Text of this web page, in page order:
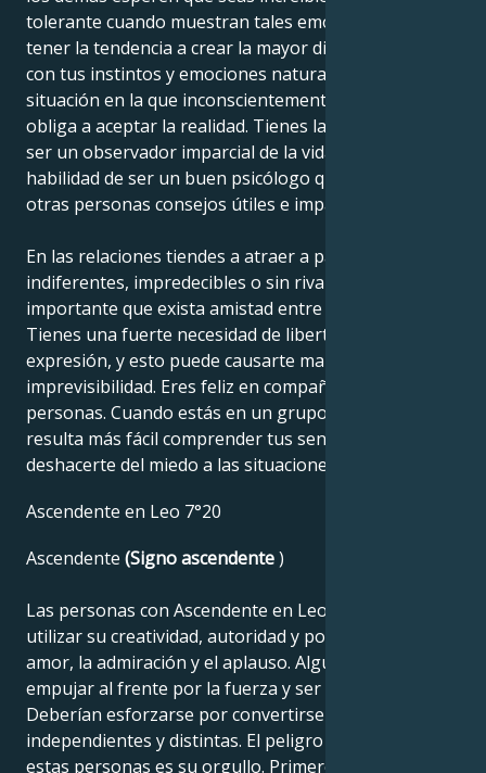
tolerante cuando muestran tales emociones. Puedes
tener la tendencia a crear la mayor distancia posible
con tus instintos y emociones naturales, pero la
situación en la que inconscientemente te metes te
obliga a aceptar la realidad. Tienes la capacidad de
ser un observador imparcial de la vida, y esto te da la
habilidad de ser un buen psicólogo que puede dar a
otras personas consejos útiles e imparciales.
En las relaciones tiendes a atraer a parejas
indiferentes, impredecibles o sin rival. Para ti es
importante que exista amistad entre tu amante y tú.
Tienes una fuerte necesidad de libertad de
expresión, y esto puede causarte mal humor e
imprevisibilidad. Eres feliz en compañía de otras
personas. Cuando estás en un grupo de personas, te
resulta más fácil comprender tus sentimientos y
deshacerte del miedo a las situaciones íntimas.
Ascendente en Leo 7°20
Ascendente (Signo ascendente)
Las personas con Ascendente en Leo necesitan
utilizar su creatividad, autoridad y poder. Buscan el
amor, la admiración y el aplauso. Algunos podrían
empujar al frente por la fuerza y ser excéntricos.
Deberían esforzarse por convertirse en personas
independientes y distintas. El peligro potencial de
estas personas es su orgullo. Primero deben